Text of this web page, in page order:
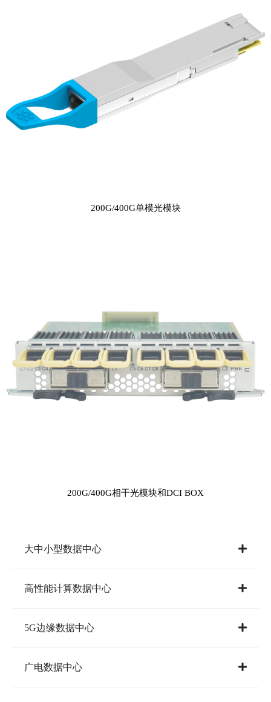
200G/400G单模光模块
200G/400G相干光模块和DCI BOX
大中小型数据中心
高性能计算数据中心
5G边缘数据中心
广电数据中心